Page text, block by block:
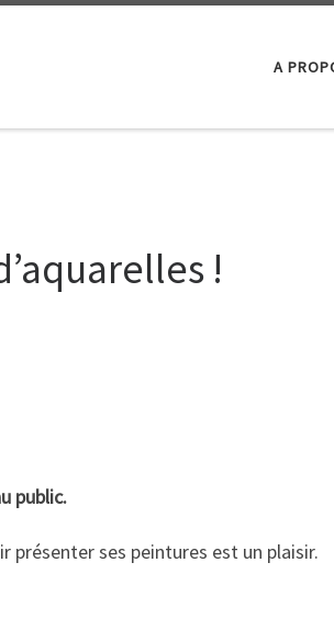
A
!
public.
présenter ses peintures est un plaisir.